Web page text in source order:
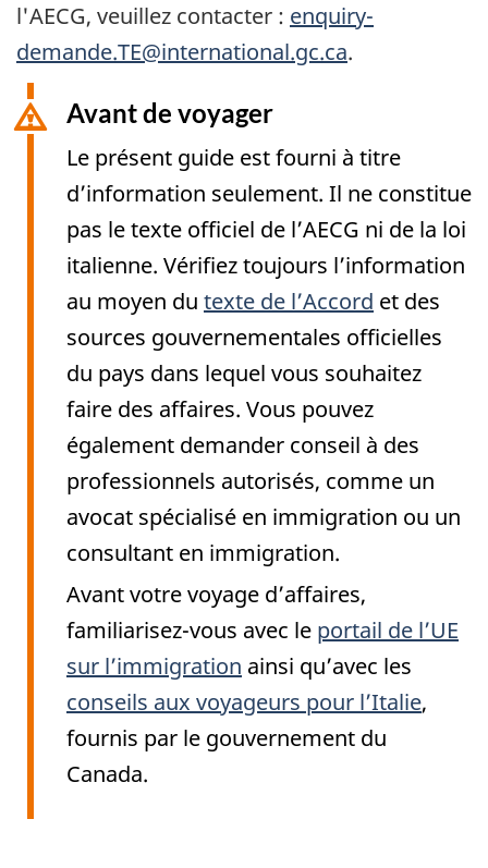
l'AECG, veuillez contacter : enquiry-
demande.TE@international.gc.ca.
Avant de voyager
Le présent guide est fourni à titre
d’information seulement. Il ne constitue
pas le texte officiel de l’AECG ni de la loi
italienne. Vérifiez toujours l’information
au moyen du texte de l’Accord et des
sources gouvernementales officielles
du pays dans lequel vous souhaitez
faire des affaires. Vous pouvez
également demander conseil à des
professionnels autorisés, comme un
avocat spécialisé en immigration ou un
consultant en immigration.
Avant votre voyage d’affaires,
familiarisez-vous avec le portail de l’UE
sur l’immigration ainsi qu’avec les
conseils aux voyageurs pour l’Italie,
fournis par le gouvernement du
Canada.